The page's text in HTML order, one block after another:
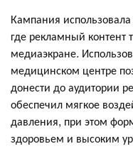
Кампания
где рекламный контент
медиаэкране.
медицинском центре
донести до аудитории
обеспечил мягкое
давления, при этом
здоровьем и высоким